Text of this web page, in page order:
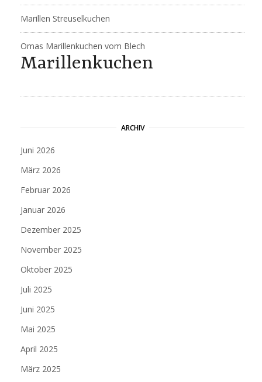
Marillen Streuselkuchen
Omas Marillenkuchen vom Blech
Marillenkuchen
ARCHIV
Juni 2026
März 2026
Februar 2026
Januar 2026
Dezember 2025
November 2025
Oktober 2025
Juli 2025
Juni 2025
Mai 2025
April 2025
März 2025